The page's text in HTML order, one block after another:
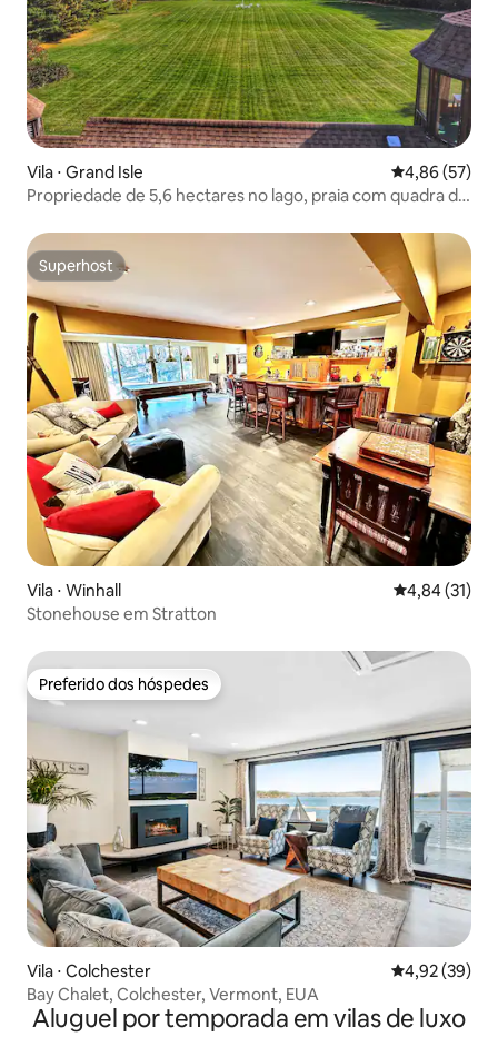
Vila ⋅ Grand Isle 4,86 de uma
4,86 (57)
Propriedade de 5,6 hectares no lago, praia com quadra de
Superhost
Superhost
Vila ⋅ Winhall 4,84 de uma
4,84 (31)
Stonehouse em Stratton
Preferido dos hóspedes
Preferido dos hóspedes
Vila ⋅ Colchester 4,92 de uma
4,92 (39)
Bay Chalet, Colchester, Vermont, EUA
Aluguel por temporada em vilas de luxo